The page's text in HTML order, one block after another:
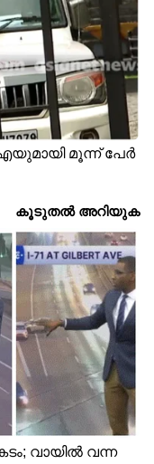
അവതാരങ്ങളെ
മറന്നിട്ടില്ല',
നടി റിനി
മോഹനൻ